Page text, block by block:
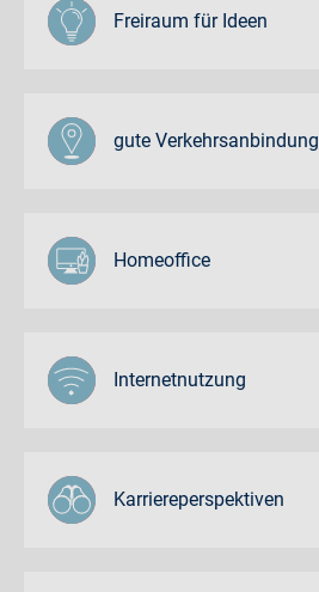
Freiraum für Ideen
gute Verkehrsanbindung
Homeoffice
Internetnutzung
Karriereperspektiven